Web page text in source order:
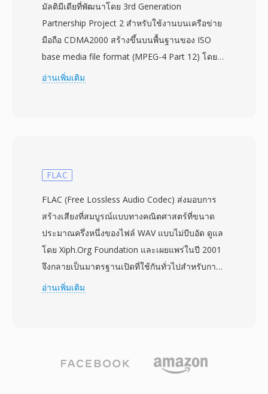
มัลติมีเดียที่พัฒนาโดย 3rd Generation
Partnership Project 2 สำหรับใช้งานบนเครือข่าย
มือถือ CDMA2000 สร้างขึ้นบนพื้นฐานของ ISO
base media file format (MPEG-4 Part 12) โดย
สามารถจัดเก็บวิดีโอที่เข้ารหัสด้วย H.263 หรือ
มาสำหรับสภาวะแบนด์วิดท์ต่ำมาก สามารถสร้าง
ทำให้รูปแบบนี้มีประสิทธิภาพเป็นพิเศษสำหรับการ
ถ่ายวิดีโอบนอุปกรณ์มือถือที่มีพลังประมวลผลและ
พื้นที่จัดเก็บจำกัด คอนเทนเนอร์รองรับหลายแทร็ก
ข้อความแบบกำหนดเวลาสำหรับคำบรรยาย และ
ข้อมูลเมตาดาต้าแบบฝังตัว ข้อดีสำคัญคือความเข้า
กันได้อย่างกว้างขวางกับโทรศัพท์ CDMA ในยุค
ใหญ่แล้ว แต่ยังคงมีประโยชน์สำหรับการทำงานกับ
เนื้อหามือถือรุ่นเก่าและในสถานการณ์ที่ต้องการ
อ่านเพิ่มเติม
FLAC
FLAC (Free Lossless Audio Codec) ส่งมอบการ
สร้างเสียงที่สมบูรณ์แบบทางคณิตศาสตร์ที่ขนาด
ประมาณครึ่งหนึ่งของไฟล์ WAV แบบไม่บีบอัด ดูแล
โดย Xiph.Org Foundation และเผยแพร่ในปี 2001
จึงกลายเป็นมาตรฐานเปิดที่ใช้กันทั่วไปสำหรับการ
จัดเก็บเพลงแบบไม่สูญเสียข้อมูลอย่างรวดเร็ว ตัว
อัดที่แข็งแกร่งโดยไม่ทิ้งข้อมูล รองรับความลึกบิต
อ่านเพิ่มเติม